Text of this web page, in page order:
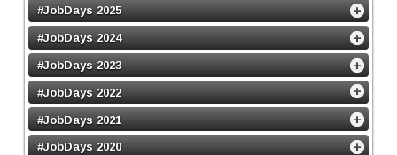
#JobDays 2025
#JobDays 2024
#JobDays 2023
#JobDays 2022
#JobDays 2021
#JobDays 2020